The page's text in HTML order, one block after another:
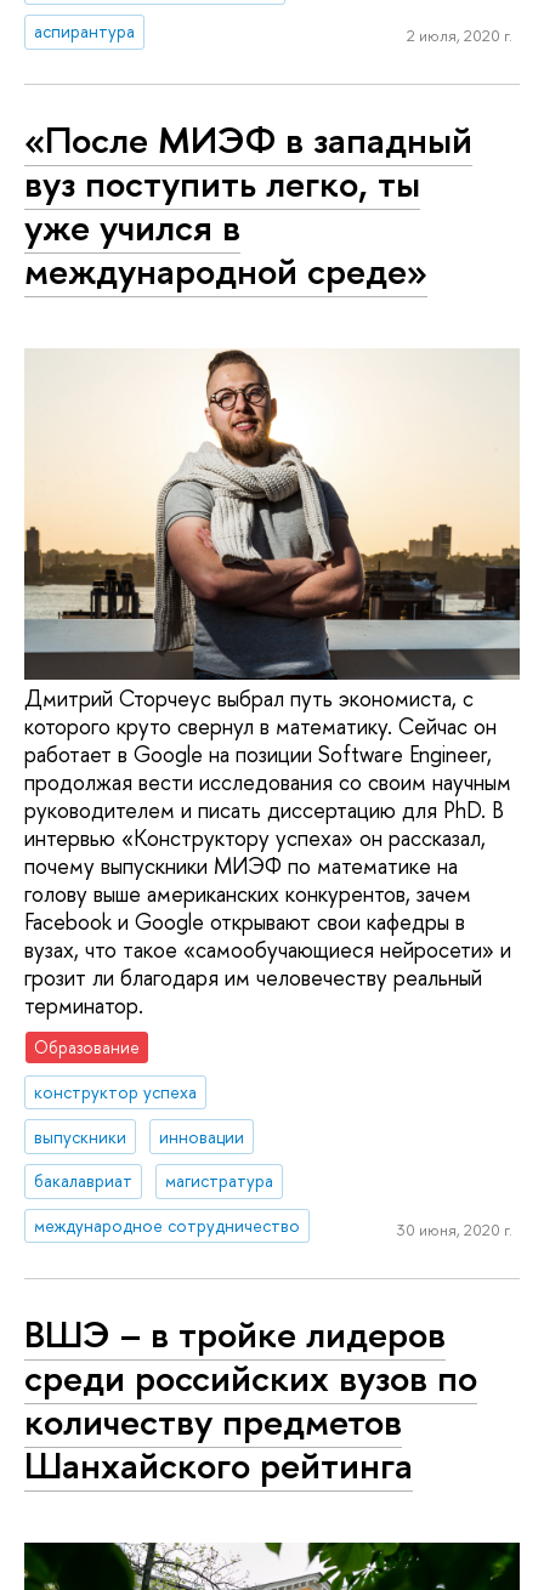
аспирантура
2 июля, 2020 г.
«После МИЭФ в западный
вуз поступить легко, ты
уже учился в
международной среде»
Дмитрий Сторчеус выбрал путь экономиста, с
которого круто свернул в математику. Сейчас он
работает в Google на позиции Software Engineer,
продолжая вести исследования со своим научным
руководителем и писать диссертацию для PhD. В
интервью «Конструктору успеха» он рассказал,
почему выпускники МИЭФ по математике на
голову выше американских конкурентов, зачем
Facebook и Google открывают свои кафедры в
вузах, что такое «самообучающиеся нейросети» и
грозит ли благодаря им человечеству реальный
терминатор.
Образование
конструктор успеха
выпускники
инновации
бакалавриат
магистратура
международное сотрудничество
30 июня, 2020 г.
ВШЭ – в тройке лидеров
среди российских вузов по
количеству предметов
Шанхайского рейтинга